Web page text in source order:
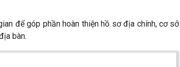
để góp phần hoàn thiện hồ sơ địa chính, cơ sở
bàn.